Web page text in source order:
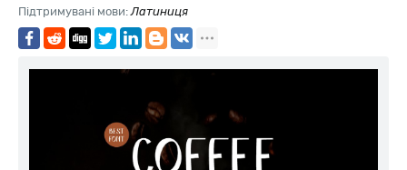
Підтримувані мови:Латиниця